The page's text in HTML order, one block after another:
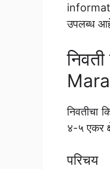
उपलब्ध
निवतीचा
४-५ एकर
परिचय